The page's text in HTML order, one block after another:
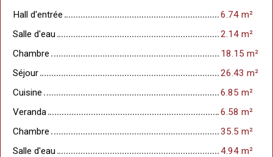
Hall d'entrée
6.74 m²
Salle d'eau
2.14 m²
Chambre
18.15 m²
Séjour
26.43 m²
Cuisine
6.85 m²
Veranda
6.58 m²
Chambre
35.5 m²
Salle d'eau
4.94 m²